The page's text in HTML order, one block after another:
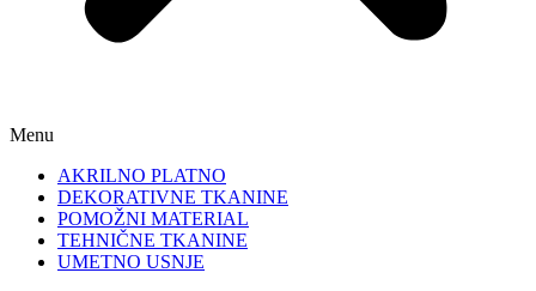
Menu
AKRILNO PLATNO
DEKORATIVNE TKANINE
POMOŽNI MATERIAL
TEHNIČNE TKANINE
UMETNO USNJE